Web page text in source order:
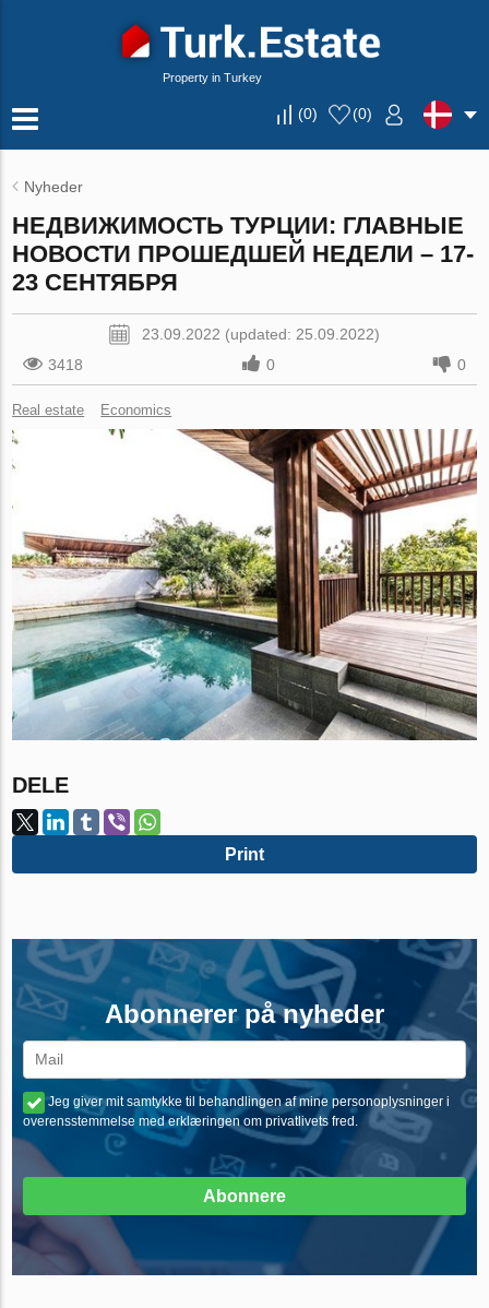
Property in Turkey
(0) (0)
Nyheder
НЕДВИЖИМОСТЬ ТУРЦИИ: ГЛАВНЫЕ
НОВОСТИ ПРОШЕДШЕЙ НЕДЕЛИ – 17-
23 СЕНТЯБРЯ
23.09.2022 (updated: 25.09.2022)
3418
0 0
Real estate Economics
DELE
Print
Abonnerer på nyheder
Jeg giver mit samtykke til behandlingen af mine personoplysninger i
overensstemmelse med erklæringen om privatlivets fred.
Abonnere